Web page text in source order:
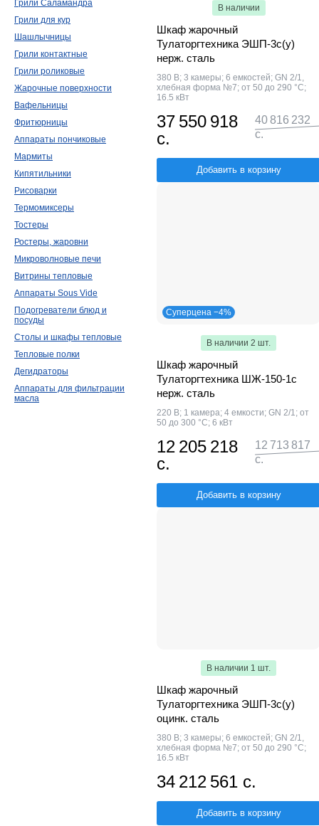
В наличии
Шкаф жарочный
Тулаторгтехника ЭШП-3с(у)
нерж. сталь
380 В; 3 камеры; 6 емкостей; GN 2/1,
хлебная форма №7; от 50 до 290 °С;
16.5 кВт
37 550 918
с.
40 816 232
с.
Добавить в корзину
Суперцена −4%
В наличии 2 шт.
Шкаф жарочный
Тулаторгтехника ШЖ-150-1с
нерж. сталь
220 В; 1 камера; 4 емкости; GN 2/1; от
50 до 300 °С; 6 кВт
12 205 218
с.
12 713 817
с.
Добавить в корзину
В наличии 1 шт.
Шкаф жарочный
Тулаторгтехника ЭШП-3с(у)
оцинк. сталь
380 В; 3 камеры; 6 емкостей; GN 2/1,
хлебная форма №7; от 50 до 290 °С;
16.5 кВт
34 212 561 с.
Добавить в корзину
Грили Саламандра
Грили для кур
Шашлычницы
Грили контактные
Грили роликовые
Жарочные поверхности
Вафельницы
Фритюрницы
Аппараты пончиковые
Мармиты
Кипятильники
Рисоварки
Термомиксеры
Тостеры
Ростеры, жаровни
Микроволновые печи
Витрины тепловые
Аппараты Sous Vide
Подогреватели блюд и
посуды
Столы и шкафы тепловые
Тепловые полки
Дегидраторы
Аппараты для фильтрации
масла